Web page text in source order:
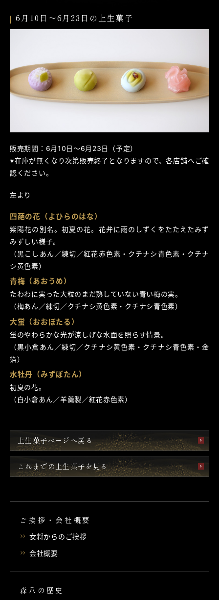
ご挨拶・会社概要
女将からのご挨拶
会社概要
森八の歴史
6月10日～6月23日の上生菓子
販売期間：6月10日～6月23日（予定）
※在庫が無くなり次第販売終了となりますので、各店舗へご確
認ください。
左より
四葩の花（よひらのはな）
紫陽花の別名。初夏の花。花弁に雨のしずくをたたえたみず
みずしい様子。
（黒こしあん／練切／紅花赤色素・クチナシ青色素・クチナ
シ黄色素）
青梅（あおうめ）
たわわに実った大粒のまだ熟していない青い梅の実。
（梅あん／練切／クチナシ黄色素・クチナシ青色素）
大蛍（おおぼたる）
蛍のやわらかな光が涼しげな水面を照らす情景。
（黒小倉あん／練切／クチナシ黄色素・クチナシ青色素・金
箔）
水牡丹（みずぼたん）
初夏の花。
（白小倉あん／羊羹製／紅花赤色素）
上生菓子ページへ戻る
これまでの上生菓子を見る